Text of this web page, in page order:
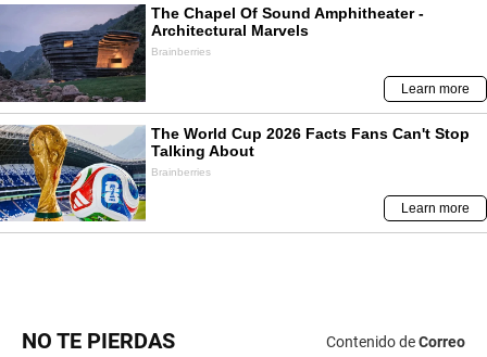
NO TE PIERDAS Contenido deCorreo